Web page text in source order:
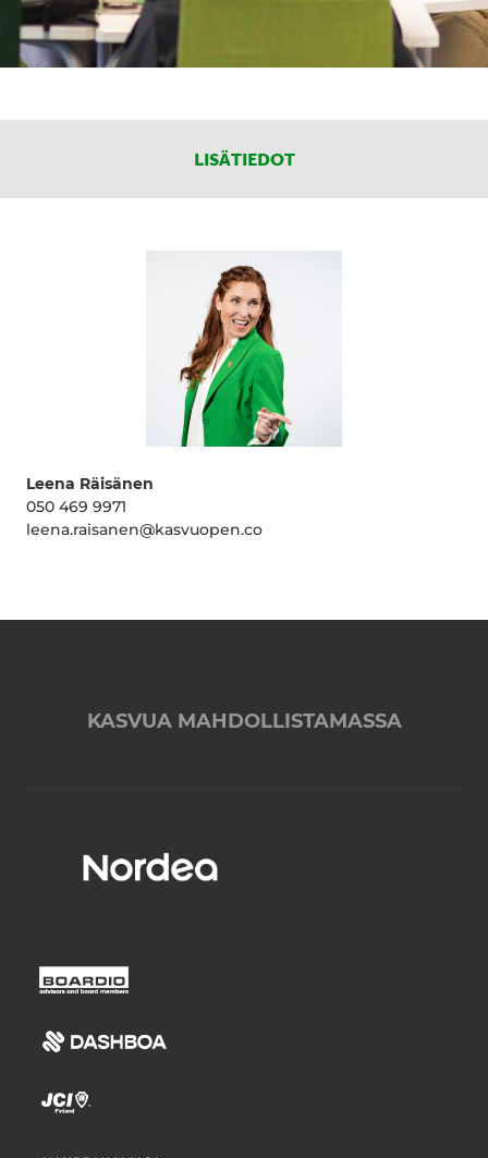
LISÄTIEDOT
Leena Räisänen
050 469 9971
leena.raisanen@kasvuopen.co
KASVUA MAHDOLLISTAMASSA